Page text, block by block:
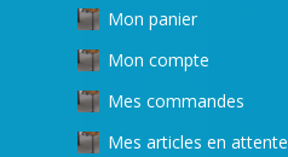
Mon panier
Mon compte
Mes commandes
Mes articles en attente